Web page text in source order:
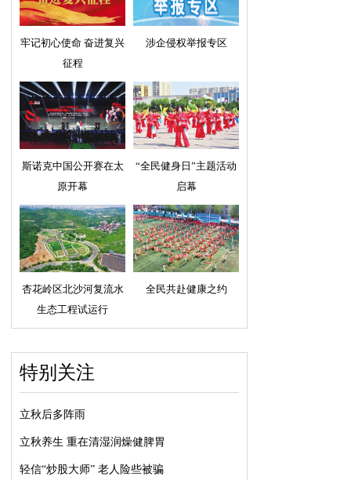
牢记初心使命 奋进复兴
征程
涉企侵权举报专区
斯诺克中国公开赛在太
原开幕
“全民健身日”主题活动
启幕
杏花岭区北沙河复流水
生态工程试运行
全民共赴健康之约
特别关注
立秋后多阵雨
立秋养生 重在清湿润燥健脾胃
轻信“炒股大师” 老人险些被骗